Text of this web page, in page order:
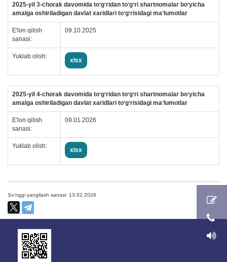
2025-yil 3-chorak davomida toʻgʻridan toʻgʻri shartnomalar boʻyicha
amalga oshiriladigan davlat xaridlari toʻgʻrisidagi maʼlumotlar
E'lon qilish
sanasi:
09.10.2025
Yuklab olish:
xlsx
2025-yil 4-chorak davomida toʻgʻridan toʻgʻri shartnomalar boʻyicha
amalga oshiriladigan davlat xaridlari toʻgʻrisidagi maʼlumotlar
E'lon qilish
sanasi:
09.01.2026
Yuklab olish:
xlsx
So'nggi yangilash sanasi: 13.02.2026